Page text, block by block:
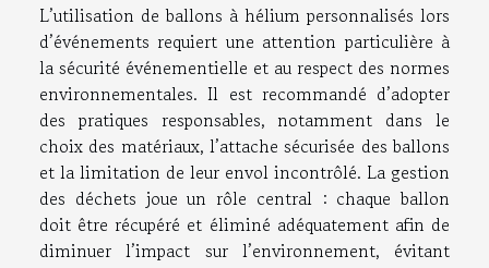
L’utilisation de ballons à hélium personnalisés lors
d’événements requiert une attention particulière à
la sécurité événementielle et au respect des normes
environnementales. Il est recommandé d’adopter
des pratiques responsables, notamment dans le
choix des matériaux, l’attache sécurisée des ballons
et la limitation de leur envol incontrôlé. La gestion
des déchets joue un rôle central : chaque ballon
doit être récupéré et éliminé adéquatement afin de
diminuer l’impact sur l’environnement, évitant